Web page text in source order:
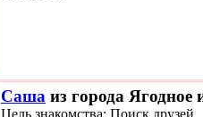
Саша из города Ягодное
Цель знакомства: Поиск друзей